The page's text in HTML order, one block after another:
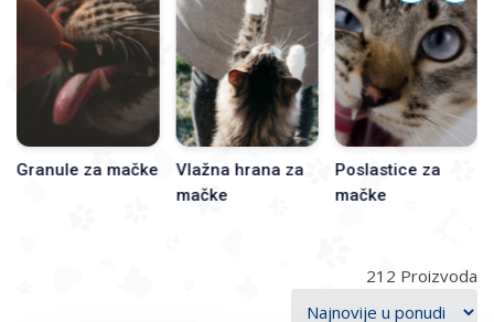
poslastica i dodataka ishrani. Dobar izbor ne zavisi samo od
brenda ili cene, već od uzrasta, aktivnosti, zdravlja, apetita i
svakodnevnih navika mačke.
Granule za mačke
Vlažna hrana za
mačke
Poslastice za
mačke
212